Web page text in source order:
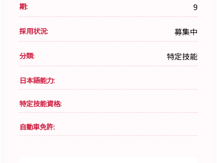
期: 9
採用状況: 募集中
分類: 特定技能
日本語能力:
特定技能資格:
自動車免許: